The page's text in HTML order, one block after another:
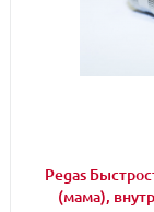
Pegas
(мама),